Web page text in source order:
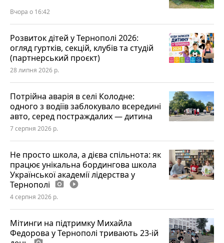
Вчора о 16:42
Розвиток дітей у Тернополі 2026:
огляд гуртків, секцій, клубів та студій
(партнерський проєкт)
28 липня 2026 р.
Потрійна аварія в селі Колодне:
одного з водіїв заблокувало всередині
авто, серед постраждалих — дитина
7 серпня 2026 р.
Не просто школа, а дієва спільнота: як
працює унікальна бордингова школа
Української академії лідерства у
Тернополі photo_camera play_circle_filled
4 серпня 2026 р.
Мітинги на підтримку Михайла
Федорова у Тернополі тривають 23-ій